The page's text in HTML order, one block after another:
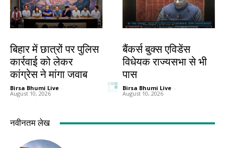
बिहार में छात्रों पर पुलिस
कार्रवाई को लेकर
कांग्रेस ने मांगा जवाब
Birsa Bhumi Live -
August 10, 2026
बैंकर्स बुक्स एविडेंस
विधेयक राज्यसभा से भी
पास
Birsa Bhumi Live -
August 10, 2026